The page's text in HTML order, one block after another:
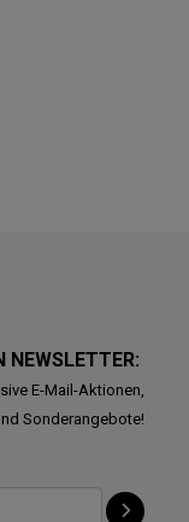
NEWSLETTER:
E-Mail-Aktionen,
Sonderangebote!